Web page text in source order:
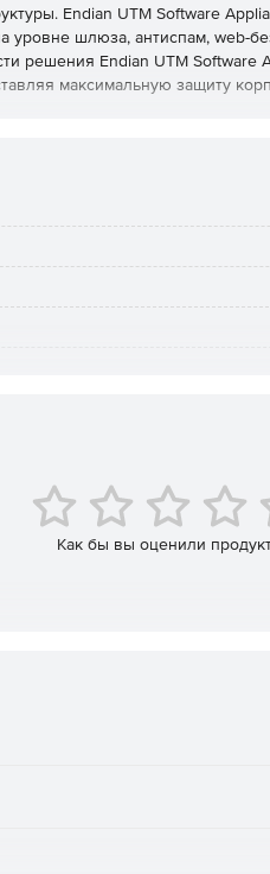
Endian UTM Software
уровне шлюза, антиспам, web-
решения Endian UTM Software
максимальную защиту
оборудования.
унифицированного
бизнес-ресурсов.
от интернет-угроз,
почты – блокирование спама,
нагрузкой на полосу
Как бы вы оценили